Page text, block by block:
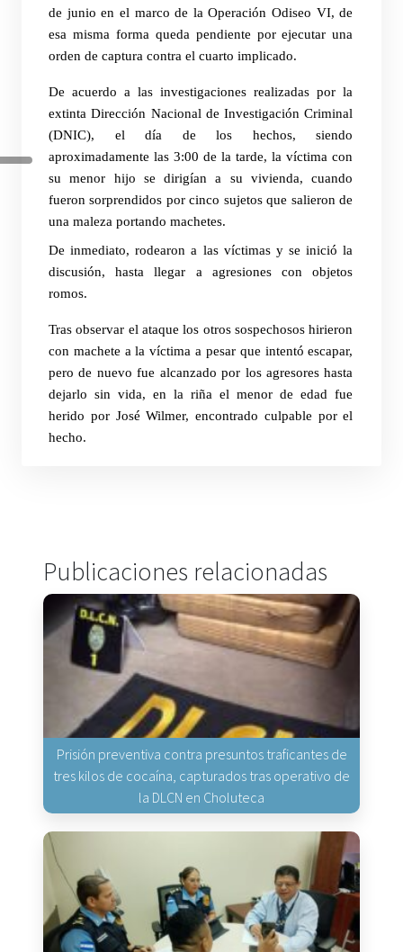
de junio en el marco de la Operación Odiseo VI, de
esa misma forma queda pendiente por ejecutar una
orden de captura contra el cuarto implicado.
De acuerdo a las investigaciones realizadas por la
extinta Dirección Nacional de Investigación Criminal
(DNIC), el día de los hechos, siendo
aproximadamente las 3:00 de la tarde, la víctima con
su menor hijo se dirigían a su vivienda, cuando
fueron sorprendidos por cinco sujetos que salieron de
una maleza portando machetes.
De inmediato, rodearon a las víctimas y se inició la
discusión, hasta llegar a agresiones con objetos
romos.
Tras observar el ataque los otros sospechosos hirieron
con machete a la víctima a pesar que intentó escapar,
pero de nuevo fue alcanzado por los agresores hasta
dejarlo sin vida, en la riña el menor de edad fue
herido por José Wilmer, encontrado culpable por el
hecho.
Publicaciones relacionadas
Prisión preventiva contra presuntos traficantes de
tres kilos de cocaína, capturados tras operativo de
la DLCN en Choluteca